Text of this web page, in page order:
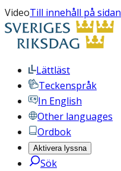
VideoTill innehåll på sidan
Lättläst
Teckenspråk
In English
Other languages
Ordbok
Aktivera lyssna
Sök